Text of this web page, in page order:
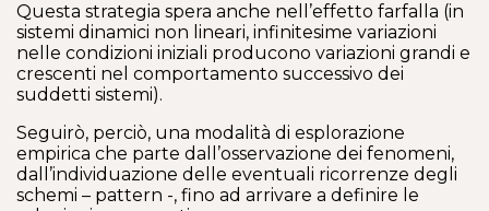
Questa strategia spera anche nell’effetto farfalla (in
sistemi dinamici non lineari, infinitesime variazioni
nelle condizioni iniziali producono variazioni grandi e
crescenti nel comportamento successivo dei
suddetti sistemi).
Seguirò, perciò, una modalità di esplorazione
empirica che parte dall’osservazione dei fenomeni,
dall’individuazione delle eventuali ricorrenze degli
schemi – pattern -, fino ad arrivare a definire le